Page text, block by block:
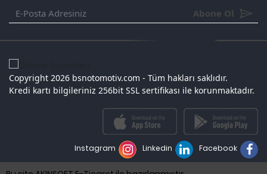
Abone Ol
Copyright 2026 bsnotomotiv.com - Tüm hakları saklıdır.
Kredi kartı bilgileriniz 256bit SSL sertifikası ile korunmaktadır.
Facebook
Linkedin
Instagram